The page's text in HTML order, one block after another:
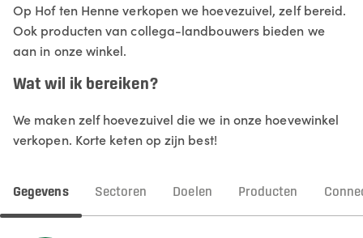
Op Hof ten Henne verkopen we hoevezuivel, zelf bereid.
Ook producten van collega-landbouwers bieden we
aan in onze winkel.
Wat wil ik bereiken?
We maken zelf hoevezuivel die we in onze hoevewinkel
verkopen. Korte keten op zijn best!
Gegevens Sectoren Doelen Producten